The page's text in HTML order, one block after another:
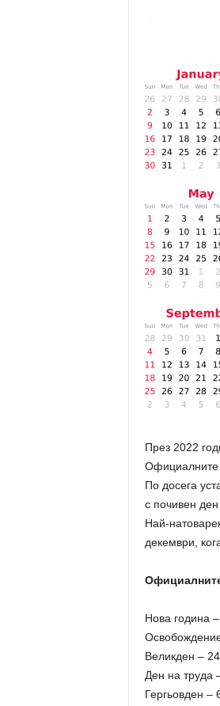
През 2022
Официалните
По досега
с почивен
Най-
декември,
Нова година
Великден –
Ден на труда
Гергьовден –